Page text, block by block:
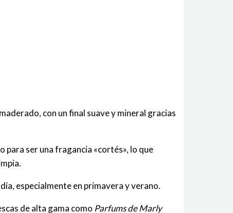
con un final suave y mineral gracias
para ser una fragancia «cortés», lo que
especialmente en primavera y verano.
de alta gama como Parfums de Marly